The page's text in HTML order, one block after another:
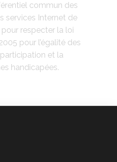
commun des
services Internet de
pour respecter la loi
pour l’égalité des
et la
handicapées.